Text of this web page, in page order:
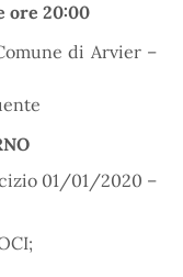
ore 20:00
di Arvier –
01/01/2020 –